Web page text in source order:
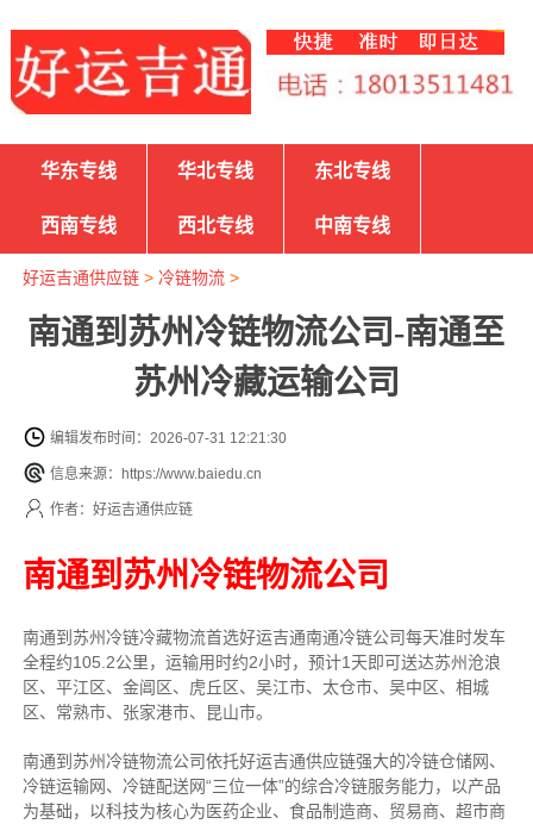
华东专线 华北专线 东北专线
西南专线 西北专线 中南专线
好运吉通供应链> 冷链物流>
南通到苏州冷链物流公司-南通至
苏州冷藏运输公司
编辑发布时间：2026-07-31 12:21:30
信息来源：https://www.baiedu.cn
作者：好运吉通供应链
南通到苏州冷链物流公司
南通到苏州冷链冷藏物流首选好运吉通南通冷链公司每天准时发车
全程约105.2公里，运输用时约2小时，预计1天即可送达苏州沧浪
区、平江区、金阊区、虎丘区、吴江市、太仓市、吴中区、相城
区、常熟市、张家港市、昆山市。
南通到苏州冷链物流公司依托好运吉通供应链强大的冷链仓储网、
冷链运输网、冷链配送网“三位一体”的综合冷链服务能力，以产品
为基础，以科技为核心为医药企业、食品制造商、贸易商、超市商